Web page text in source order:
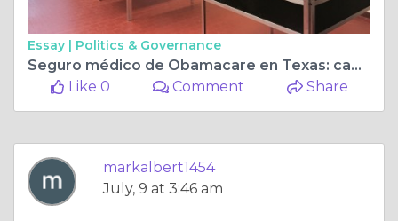
Essay | Politics & Governance
Seguro médico de Obamacare en Texas: cabordar la Ley de Atención Médica Asequible
Like 0
Comment Share
markalbert1454
July, 9 at 3:46 am